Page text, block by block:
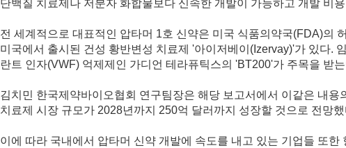
단백질 치료제나 저분자 화합물보다 신속한 개발이 가능하고 개발 비
전 세계적으로 대표적인 압타머 1호 신약은 미국 식품의약국(FDA)의
미국에서 출시된 건성 황반변성 치료제 '아이저베이(Izervay)'가 있다.
란트 인자(VWF) 억제제인 가디언 테라퓨틱스의 'BT200'가 주목을 받
김치민 한국제약바이오협회 연구팀장은 해당 보고서에서 이같은 내
치료제 시장 규모가 2028년까지 250억 달러까지 성장할 것으로 전망했
이에 따라 국내에서 압타머 신약 개발에 속도를 내고 있는 기업들 또